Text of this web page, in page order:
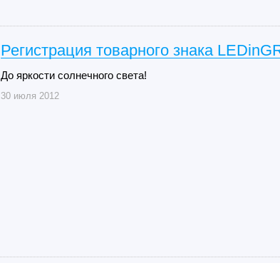
Регистрация товарного знака
До яркости солнечного света!
30 июля 2012